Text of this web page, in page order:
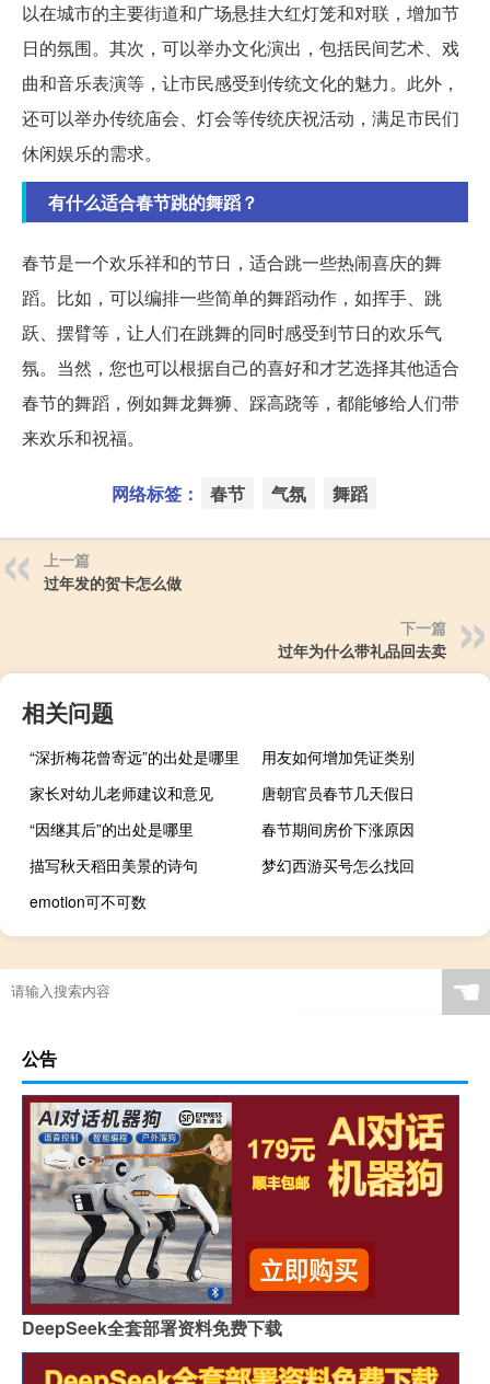
以在城市的主要街道和广场悬挂大红灯笼和对联，增加节
日的氛围。其次，可以举办文化演出，包括民间艺术、戏
曲和音乐表演等，让市民感受到传统文化的魅力。此外，
还可以举办传统庙会、灯会等传统庆祝活动，满足市民们
休闲娱乐的需求。
有什么适合春节跳的舞蹈？
春节是一个欢乐祥和的节日，适合跳一些热闹喜庆的舞
蹈。比如，可以编排一些简单的舞蹈动作，如挥手、跳
跃、摆臂等，让人们在跳舞的同时感受到节日的欢乐气
氛。当然，您也可以根据自己的喜好和才艺选择其他适合
春节的舞蹈，例如舞龙舞狮、踩高跷等，都能够给人们带
来欢乐和祝福。
网络标签： 春节 气氛 舞蹈
上一篇
过年发的贺卡怎么做
下一篇
过年为什么带礼品回去卖
相关问题
“深折梅花曾寄远”的出处是哪里
用友如何增加凭证类别
家长对幼儿老师建议和意见
唐朝官员春节几天假日
“因继其后”的出处是哪里
春节期间房价下涨原因
描写秋天稻田美景的诗句
梦幻西游买号怎么找回
emotion可不可数
☚
公告
DeepSeek全套部署资料免费下载